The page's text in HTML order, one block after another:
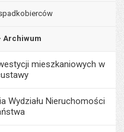
Archiwum
mieszkaniowych w
Wydziału Nieruchomości